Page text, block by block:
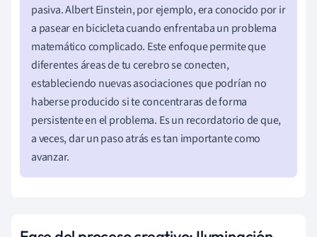
pasiva. Albert Einstein, por ejemplo, era conocido por ir
a pasear en bicicleta cuando enfrentaba un problema
matemático complicado. Este enfoque permite que
diferentes áreas de tu cerebro se conecten,
estableciendo nuevas asociaciones que podrían no
haberse producido si te concentraras de forma
persistente en el problema. Es un recordatorio de que,
a veces, dar un paso atrás es tan importante como
avanzar.